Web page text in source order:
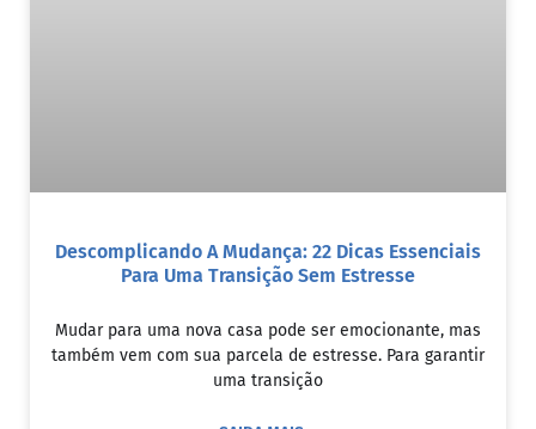
Descomplicando A Mudança: 22 Dicas Essenciais
Para Uma Transição Sem Estresse
Mudar para uma nova casa pode ser emocionante, mas
também vem com sua parcela de estresse. Para garantir
uma transição